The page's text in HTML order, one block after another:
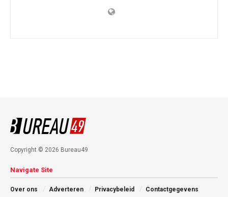
Copyright © 2026 Bureau49
Navigate Site
Over ons Adverteren Privacybeleid Contactgegevens